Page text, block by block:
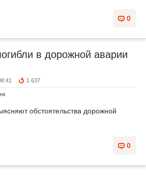
0
в дорожной аварии
1 637
обстоятельства дорожной
0